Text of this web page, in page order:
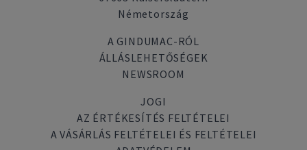
Németország
A GINDUMAC-RÓL
ÁLLÁSLEHETŐSÉGEK
NEWSROOM
JOGI
AZ ÉRTÉKESÍTÉS FELTÉTELEI
A VÁSÁRLÁS FELTÉTELEI ÉS FELTÉTELEI